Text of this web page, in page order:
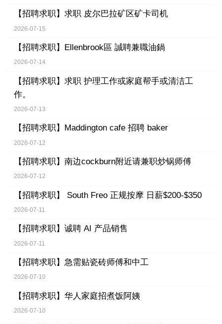
【招聘求职】 求职 皮尔巴拉矿区矿卡司机
2026-07-15
【招聘求职】 Ellenbrook區 誠聘兼職油鍋
2026-07-14
【招聘求职】 求职 护理工作或家庭帮手或清洁工
作。
2026-07-13
【招聘求职】 Maddington cafe 招聘 baker
2026-07-12
【招聘求职】 南边cockburn附近请兼职炒锅师傅
2026-07-12
【招聘求职】 South Freo 正规按摩 日薪$200-$350
2026-07-11
【招聘求职】 诚聘 AI 产品销售
2026-07-11
【招聘求职】 急需贴瓷砖师傅和中工
2026-07-10
【招聘求职】 华人家庭招煮饭阿姨
2026-07-10